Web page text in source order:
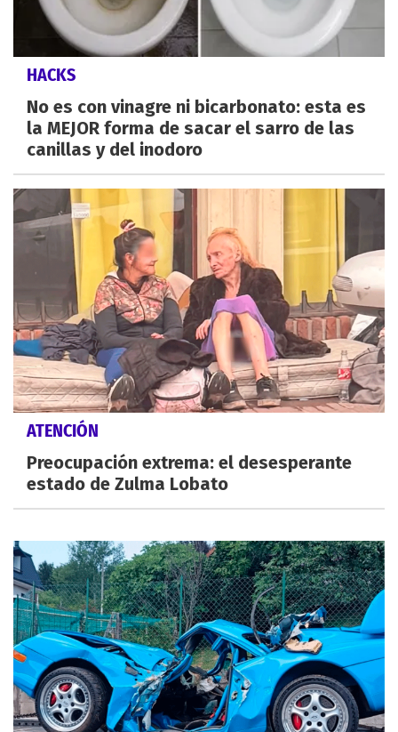
HACKS
No es con vinagre ni bicarbonato: esta es
la MEJOR forma de sacar el sarro de las
canillas y del inodoro
ATENCIÓN
Preocupación extrema: el desesperante
estado de Zulma Lobato